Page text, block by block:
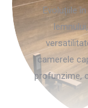
Evoluțiile
camerele
profunzime,